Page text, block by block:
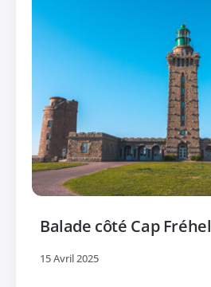
Balade côté Cap Fréhel
15 Avril 2025